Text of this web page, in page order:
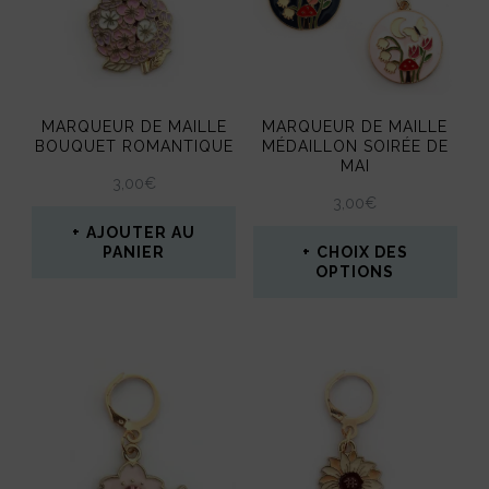
choisies
sur
la
page
du
produit
MARQUEUR DE MAILLE
BOUQUET ROMANTIQUE
3,00€
AJOUTER AU
PANIER
MARQUEUR DE MAILLE
MÉDAILLON SOIRÉE DE
MAI
3,00€
CHOIX DES
OPTIONS
a
plusieurs
variations.